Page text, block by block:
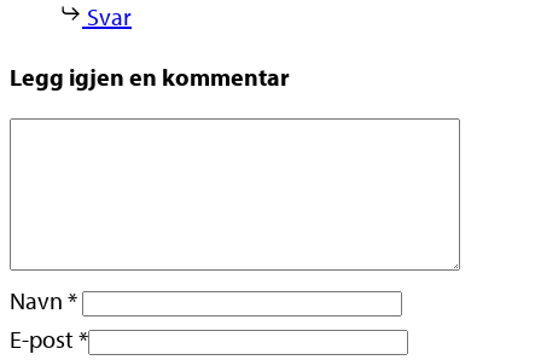
Svar
Legg igjen en kommentar
Navn *
E-post*